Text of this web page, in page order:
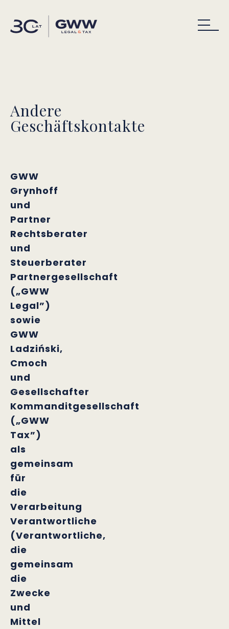
Andere
Geschäftskontakte
GWW
Grynhoff
und
Partner
Rechtsberater
und
Steuerberater
Partnergesellschaft
(„GWW
Legal”)
sowie
GWW
Ladziński,
Cmoch
und
Gesellschafter
Kommanditgesellschaft
(„GWW
Tax”)
als
gemeinsam
für
die
Verarbeitung
Verantwortliche
(Verantwortliche,
die
gemeinsam
die
Zwecke
und
Mittel